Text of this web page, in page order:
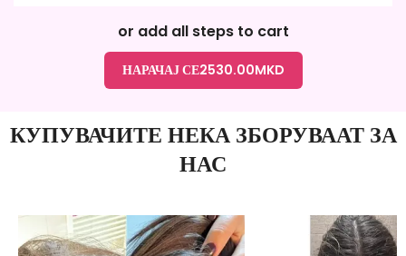
or add all steps to cart
НАРАЧАЈ СЕ2530.00MKD
КУПУВАЧИТЕ НЕКА ЗБОРУВААТ ЗА
НАС